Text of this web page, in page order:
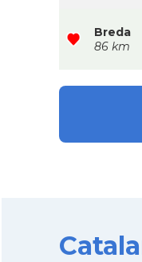
Breda
86 km